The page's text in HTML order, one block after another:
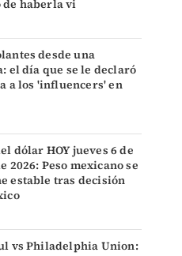
de haberla vi
desde una
el día que se le declaró
a los 'influencers' en
dólar HOY jueves 6 de
2026: Peso mexicano se
estable tras decisión
vs Philadelphia Union: